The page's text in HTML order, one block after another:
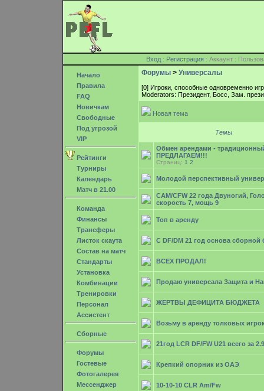
Вход : Регистрация : Аккаунт :
Начало
Правила
FAQ
Новичкам
Свободные
Под угрозой
VIP
Рейтинги
Турниры
Календарь
Матч в 21.00
Команда
Финансы
Трансферы
Листок скаута
Состав на матч
Стандарты
Установка
Комбинации
Тренировки
Персонал
Ассистент
Сборные
Форумы
Гостевые
Фотогалерея
Мессенджер
Форумы > Универсалы
[0] Игроки, способные одновременно
Moderators: Президент, Босс, Зам.
Новая тема
Темы
Обмен арендами -
ПРЕДЛАГАЕМ!!!
Страниц: 1 2
Молодой перспективный
CAM/CFW 22 года Двуногий,
скорость 7, мощь 9
Топ в аренду
C DF/DM 21 год основа сборной
ВСЕХ ПРОДАЛ!
Продаю универсала Защита и
ЖЕРТВЫ ДЕФИЦИТА БЮДЖЕТА
Возьму в аренду толковых
21год LCR DF/FW U21 всего за
Крепкий опорник из ОАЭ
10-10-10 CLR Am/Fw